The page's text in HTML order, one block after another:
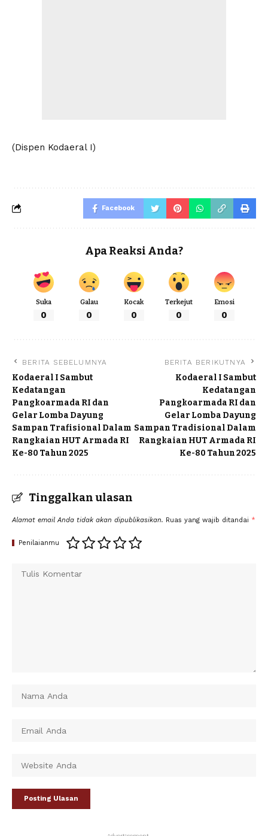
(Dispen Kodaeral I)
Facebook
Apa Reaksi Anda?
Suka
0
Galau
0
Kocak
0
Terkejut
0
Emosi
0
BERITA SEBELUMNYA
Kodaeral I Sambut
Kedatangan
Pangkoarmada RI dan
Gelar Lomba Dayung
Sampan Trafisional Dalam
Rangkaian HUT Armada RI
Ke-80 Tahun 2025
BERITA BERIKUTNYA
Kodaeral I Sambut
Kedatangan
Pangkoarmada RI dan
Gelar Lomba Dayung
Sampan Tradisional Dalam
Rangkaian HUT Armada RI
Ke-80 Tahun 2025
Tinggalkan ulasan
Alamat email Anda tidak akan dipublikasikan. Ruas yang wajib ditandai *
Penilaianmu